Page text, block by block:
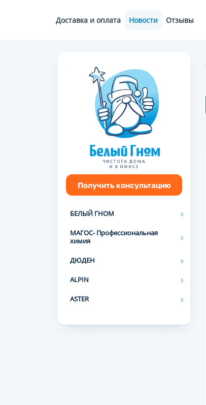
Доставка и оплата Новости Отзывы
Получить консультацию
БЕЛЫЙ ГНОМ
МАГОС- Профессиональная
химия
ДЮДЕН
ALPIN
ASTER